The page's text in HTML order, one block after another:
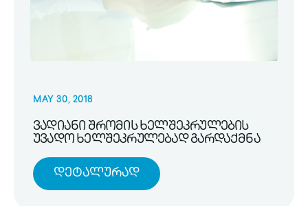
MAY 30, 2018
ვადიანი შრომის ხელშეკრულების
უვადო ხელშეკრულებად გარდაქმნა
Დეტალურად